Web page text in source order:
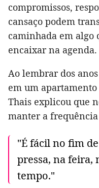
compromissos,
cansaço podem
caminhada em
encaixar na agenda.
Ao lembrar dos
em um
Thais explicou que
manter a frequência
"É fácil no fim
pressa, na feira,
tempo."